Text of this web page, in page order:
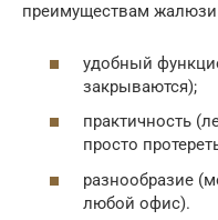
преимуществам жалюзи
удобный
закрываются);
практичность
просто
разнообразие
любой офис).